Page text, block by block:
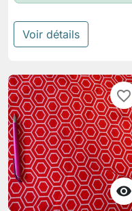
Voir détails

favorite_border